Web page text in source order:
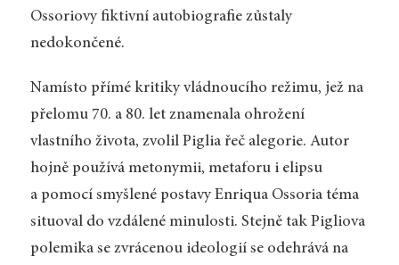
Ossoriovy fiktivní autobiografie zůstaly
nedokončené.
Namísto přímé kritiky vládnoucího režimu, jež na
přelomu 70. a 80. let znamenala ohrožení
vlastního života, zvolil Piglia řeč alegorie. Autor
hojně používá metonymii, metaforu i elipsu
a pomocí smyšlené postavy Enriqua Ossoria téma
situoval do vzdálené minulosti. Stejně tak Pigliova
polemika se zvrácenou ideologií se odehrává na